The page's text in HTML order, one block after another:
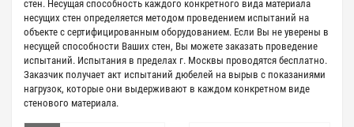
стен. Несущая способность каждого конкретного вида материала
несущих стен определяется методом проведением испытаний на
объекте с сертифицированным оборудованием. Если Вы не уверены в
несущей способности Ваших стен, Вы можете заказать проведение
испытаний. Испытания в пределах г. Москвы проводятся бесплатно.
Заказчик получает акт испытаний дюбелей на вырыв с показаниями
нагрузок, которые они выдерживают в каждом конкретном виде
стенового материала.